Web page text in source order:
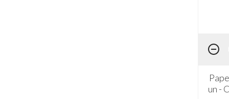
un -